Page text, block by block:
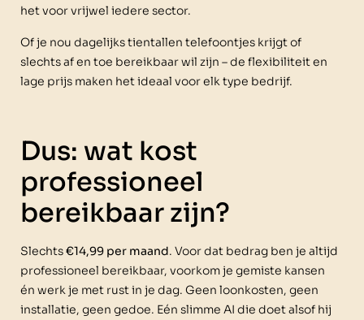
het voor vrijwel iedere sector.
Of je nou dagelijks tientallen telefoontjes krijgt of
slechts af en toe bereikbaar wil zijn – de flexibiliteit en
lage prijs maken het ideaal voor elk type bedrijf.
Dus: wat kost
professioneel
bereikbaar zijn?
Slechts€14,99 per maand. Voor dat bedrag ben je altijd
professioneel bereikbaar, voorkom je gemiste kansen
én werk je met rust in je dag. Geen loonkosten, geen
installatie, geen gedoe. Eén slimme AI die doet alsof hij